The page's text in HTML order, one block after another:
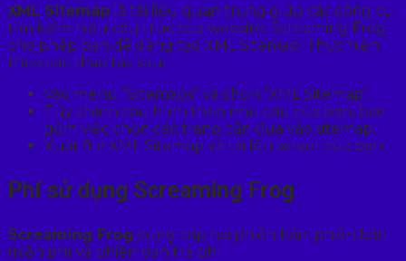
XML Sitemap là tài liệu quan trọng giúp các công cụ
tìm kiếm hiểu cấu trúc của website. Screaming Frog
cho phép bạn dễ dàng tạo XML Sitemap. Thực hiện
theo các thao tác sau:
Vào menu “Sitemaps” và chọn “XML Sitemap”.
Tùy chỉnh cấu hình theo nhu cầu của bạn, bao
gồm việc chọn các trang cần đưa vào sitemap.
Xuất file XML Sitemap và tải lên server của bạn.
Phí sử dụng Screaming Frog
Screaming Frog cung cấp hai phiên bản: phiên bản
miễn phí và phiên bản trả phí.